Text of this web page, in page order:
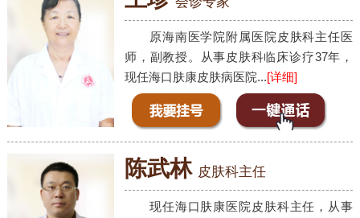
原海南医学院附属医院皮肤科主任医
师，副教授。从事皮肤科临床诊疗37年，
现任海口肤康皮肤病医院...[详细]
陈武林 皮肤科主任
现任海口肤康医院皮肤科主任，从事